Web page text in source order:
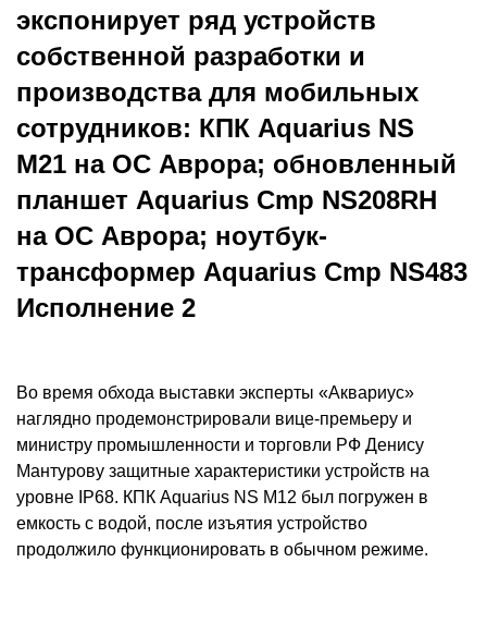
экспонирует ряд устройств
собственной разработки и
производства для мобильных
сотрудников: КПК Aquarius NS
M21 на ОС Аврора; обновленный
планшет Aquarius Cmp NS208RH
на ОС Аврора; ноутбук-
трансформер Aquarius Cmp NS483
Исполнение 2
Во время обхода выставки эксперты «Аквариус»
наглядно продемонстрировали вице-премьеру и
министру промышленности и торговли РФ Денису
Мантурову защитные характеристики устройств на
уровне IP68. КПК Aquarius NS M12 был погружен в
емкость с водой, после изъятия устройство
продолжило функционировать в обычном режиме.